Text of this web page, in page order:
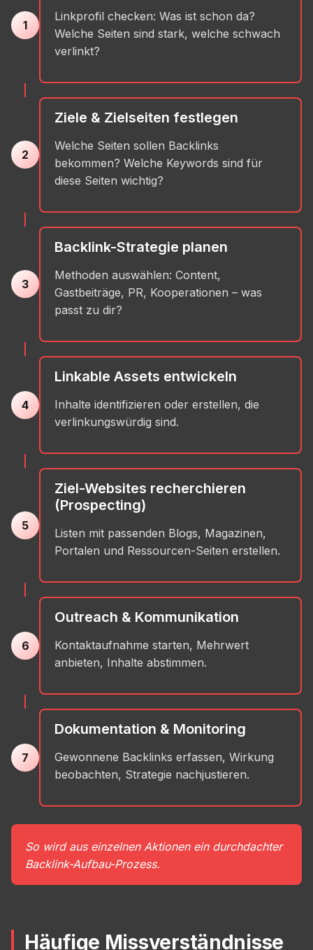
1
Linkprofil checken: Was ist schon da?
Welche Seiten sind stark, welche schwach
verlinkt?
2
Ziele & Zielseiten festlegen
Welche Seiten sollen Backlinks
bekommen? Welche Keywords sind für
diese Seiten wichtig?
3
Backlink-Strategie planen
Methoden auswählen: Content,
Gastbeiträge, PR, Kooperationen – was
passt zu dir?
4
Linkable Assets entwickeln
Inhalte identifizieren oder erstellen, die
verlinkungswürdig sind.
5
Ziel-Websites recherchieren
(Prospecting)
Listen mit passenden Blogs, Magazinen,
Portalen und Ressourcen-Seiten erstellen.
6
Outreach & Kommunikation
Kontaktaufnahme starten, Mehrwert
anbieten, Inhalte abstimmen.
7
Dokumentation & Monitoring
Gewonnene Backlinks erfassen, Wirkung
beobachten, Strategie nachjustieren.
So wird aus einzelnen Aktionen ein durchdachter
Backlink-Aufbau-Prozess.
Häufige Missverständnisse